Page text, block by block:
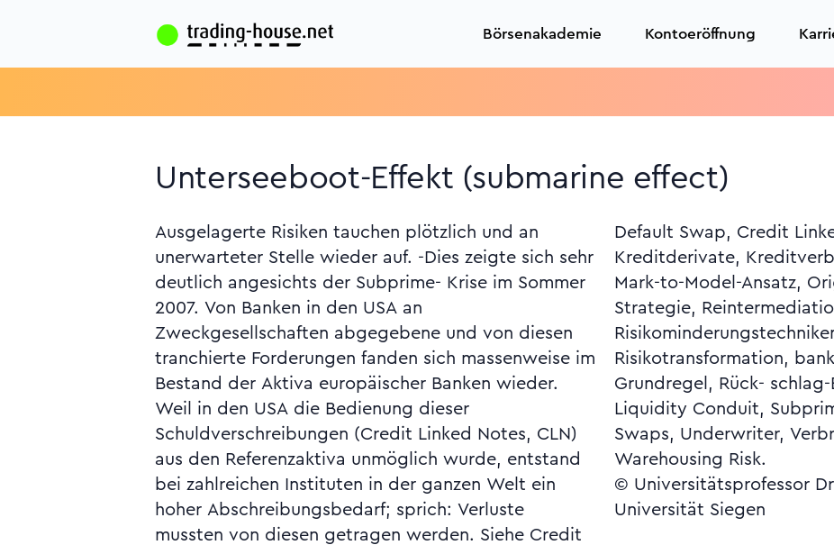
Börsenakademie Kontoeröffnung
Unterseeboot-Effekt (submarine effect)
Ausgelagerte Risiken tauchen plötzlich und an
unerwarteter Stelle wieder auf. -Dies zeigte sich sehr
deutlich angesichts der Subprime- Krise im Sommer
2007. Von Banken in den USA an
Zweckgesellschaften abgegebene und von diesen
tranchierte Forderungen fanden sich massenweise im
Bestand der Aktiva europäischer Banken wieder.
Weil in den USA die Bedienung dieser
Schuldverschreibungen (Credit Linked Notes, CLN)
aus den Referenzaktiva unmöglich wurde, entstand
bei zahlreichen Instituten in der ganzen Welt ein
hoher Abschreibungsbedarf; sprich: Verluste
mussten von diesen getragen werden. Siehe Credit
Default Swap, Credit Linked Notes, Klumprisiken,
Kreditderivate, Kreditverbriefung, Liquiditätsrisiko,
Mark-to-Model-Ansatz, Originate-to-distribute-
Strategie, Reintermediation, Retrozession,
Risikominderungstechniken, erweiterte,
Risikotransformation, bankliche, Risikoübernahme-
Grundregel, Rück- schlag-Effekt, Single Master
Liquidity Conduit, Subprime-Krise, Total Return
Swaps, Underwriter, Verbriefungsstruktur,
Warehousing Risk.
© Universitätsprofessor
Universität Siegen